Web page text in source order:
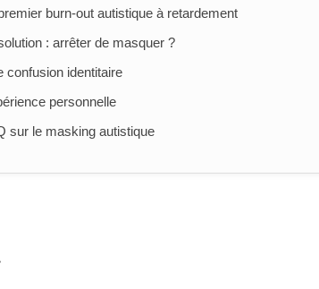
burn-out autistique à retardement
: arrêter de masquer ?
confusion identitaire
personnelle
sur le masking autistique